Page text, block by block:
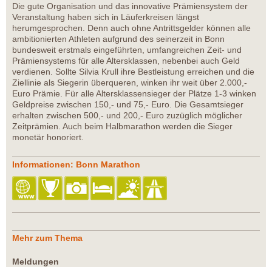
Die gute Organisation und das innovative Prämiensystem der
Veranstaltung haben sich in Läuferkreisen längst
herumgesprochen. Denn auch ohne Antrittsgelder können alle
ambitionierten Athleten aufgrund des seinerzeit in Bonn
bundesweit erstmals eingeführten, umfangreichen Zeit- und
Prämiensystems für alle Altersklassen, nebenbei auch Geld
verdienen. Sollte Silvia Krull ihre Bestleistung erreichen und die
Ziellinie als Siegerin überqueren, winken ihr weit über 2.000,-
Euro Prämie. Für alle Altersklassensieger der Plätze 1-3 winken
Geldpreise zwischen 150,- und 75,- Euro. Die Gesamtsieger
erhalten zwischen 500,- und 200,- Euro zuzüglich möglicher
Zeitprämien. Auch beim Halbmarathon werden die Sieger
monetär honoriert.
Informationen: Bonn Marathon
Mehr zum Thema
Meldungen